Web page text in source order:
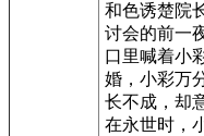
和色诱楚院
讨会的前一
口里喊着小
婚，小彩万
长不成，却
在永世时，